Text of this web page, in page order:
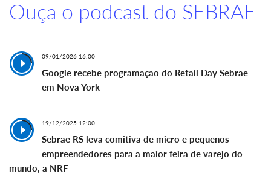
Ouça o podcast do SEBRAE
09/01/2026 16:00
Google recebe programação do Retail Day Sebrae
em Nova York
19/12/2025 12:00
Sebrae RS leva comitiva de micro e pequenos
empreendedores para a maior feira de varejo do
mundo, a NRF